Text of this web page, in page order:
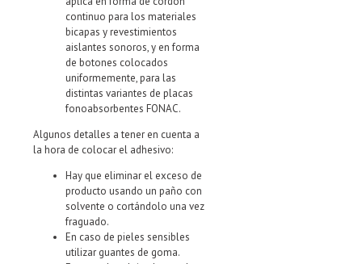
continuo para los materiales
bicapas y revestimientos
aislantes sonoros, y en forma
de botones colocados
uniformemente, para las
distintas variantes de placas
fonoabsorbentes FONAC.
Algunos detalles a tener en cuenta a
la hora de colocar el adhesivo:
Hay que eliminar el exceso de
producto usando un paño con
solvente o cortándolo una vez
fraguado.
En caso de pieles sensibles
utilizar guantes de goma.